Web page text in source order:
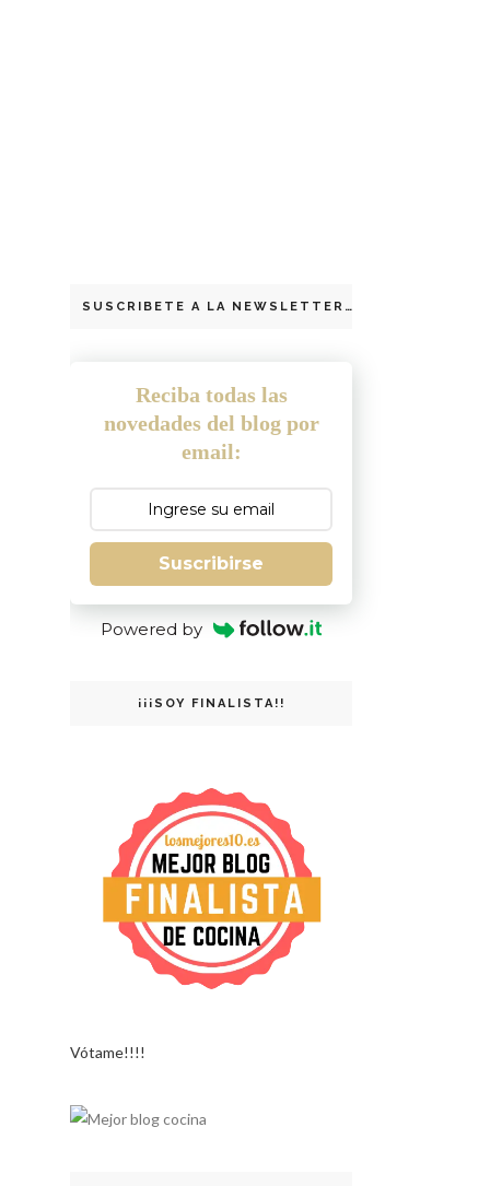
SUSCRIBETE A LA NEWSLETTER
Reciba todas las
novedades del blog por
email:
Suscribirse
Powered by
¡¡¡SOY FINALISTA!!
Vótame!!!!